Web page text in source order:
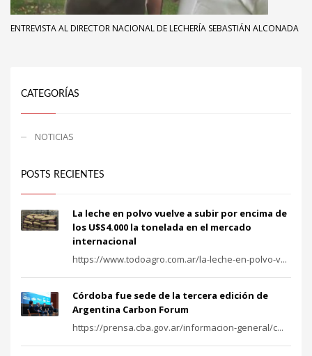
ENTREVISTA AL DIRECTOR NACIONAL DE LECHERÍA SEBASTIÁN ALCONADA
CATEGORÍAS
NOTICIAS
POSTS RECIENTES
La leche en polvo vuelve a subir por encima de
los U$S4.000 la tonelada en el mercado
internacional
https://www.todoagro.com.ar/la-leche-en-polvo-v...
Córdoba fue sede de la tercera edición de
Argentina Carbon Forum
https://prensa.cba.gov.ar/informacion-general/c...